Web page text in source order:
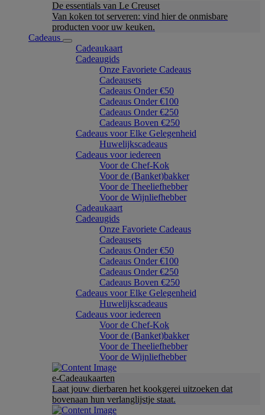
De essentials van Le Creuset
Van koken tot serveren: vind hier de onmisbare
producten voor uw keuken.
Cadeaus
Cadeaukaart
Cadeaugids
Onze Favoriete Cadeaus
Cadeausets
Cadeaus Onder €50
Cadeaus Onder €100
Cadeaus Onder €250
Cadeaus Boven €250
Cadeaus voor Elke Gelegenheid
Huwelijkscadeaus
Cadeaus voor iedereen
Voor de Chef-Kok
Voor de (Banket)bakker
Voor de Theeliefhebber
Voor de Wijnliefhebber
Cadeaukaart
Cadeaugids
Onze Favoriete Cadeaus
Cadeausets
Cadeaus Onder €50
Cadeaus Onder €100
Cadeaus Onder €250
Cadeaus Boven €250
Cadeaus voor Elke Gelegenheid
Huwelijkscadeaus
Cadeaus voor iedereen
Voor de Chef-Kok
Voor de (Banket)bakker
Voor de Theeliefhebber
Voor de Wijnliefhebber
e-Cadeaukaarten
Laat jouw dierbaren het kookgerei uitzoeken dat
bovenaan hun verlanglijstje staat.